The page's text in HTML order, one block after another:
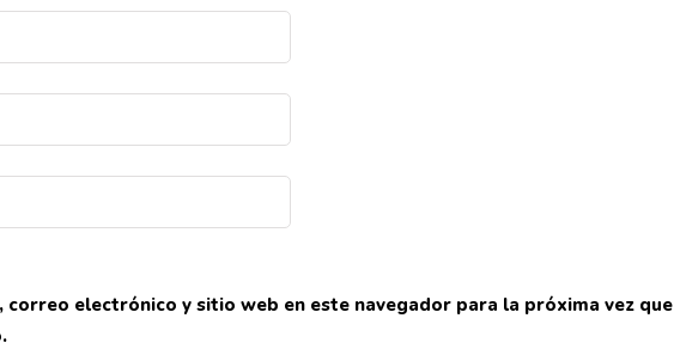
correo electrónico y sitio web en este navegador para la próxima vez que